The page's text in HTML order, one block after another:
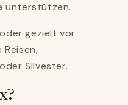
unterstützen.
gezielt vor
Silvester.